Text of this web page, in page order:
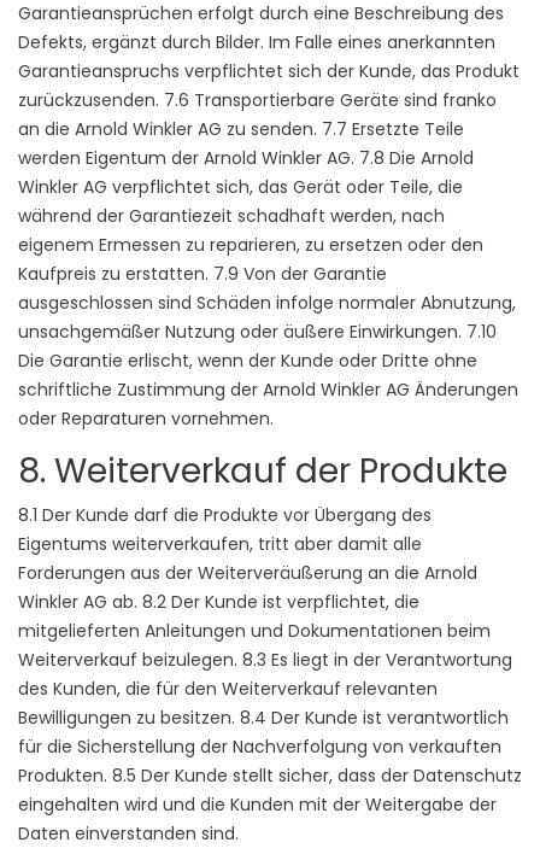
Garantieansprüchen erfolgt durch eine Beschreibung des
Defekts, ergänzt durch Bilder. Im Falle eines anerkannten
Garantieanspruchs verpflichtet sich der Kunde, das Produkt
zurückzusenden. 7.6 Transportierbare Geräte sind franko
an die Arnold Winkler AG zu senden. 7.7 Ersetzte Teile
werden Eigentum der Arnold Winkler AG. 7.8 Die Arnold
Winkler AG verpflichtet sich, das Gerät oder Teile, die
während der Garantiezeit schadhaft werden, nach
eigenem Ermessen zu reparieren, zu ersetzen oder den
Kaufpreis zu erstatten. 7.9 Von der Garantie
ausgeschlossen sind Schäden infolge normaler Abnutzung,
unsachgemäßer Nutzung oder äußere Einwirkungen. 7.10
Die Garantie erlischt, wenn der Kunde oder Dritte ohne
schriftliche Zustimmung der Arnold Winkler AG Änderungen
oder Reparaturen vornehmen.
8. Weiterverkauf der Produkte
8.1 Der Kunde darf die Produkte vor Übergang des
Eigentums weiterverkaufen, tritt aber damit alle
Forderungen aus der Weiterveräußerung an die Arnold
Winkler AG ab. 8.2 Der Kunde ist verpflichtet, die
mitgelieferten Anleitungen und Dokumentationen beim
Weiterverkauf beizulegen. 8.3 Es liegt in der Verantwortung
des Kunden, die für den Weiterverkauf relevanten
Bewilligungen zu besitzen. 8.4 Der Kunde ist verantwortlich
für die Sicherstellung der Nachverfolgung von verkauften
Produkten. 8.5 Der Kunde stellt sicher, dass der Datenschutz
eingehalten wird und die Kunden mit der Weitergabe der
Daten einverstanden sind.